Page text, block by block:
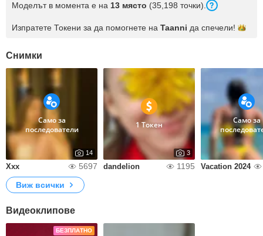
Моделът в момента е на 13 място (35,198 точки).
Изпратете Токени за да помогнете на Taanni да спечели!
Снимки
Само за
последователи
14
Xxx 5697
1 Токен
3
dandelion 1195
Само за
Vacation 2024
Виж всички
Видеоклипове
БЕЗПЛАТНО